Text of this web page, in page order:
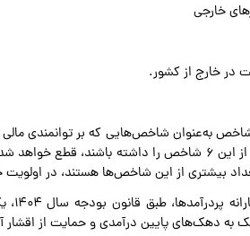
۶ شاخص به‌عنوان شاخص‌هایی که بر توانمندی مالی
که یکی از این ۶ شاخص را داشته باشند،
بیشتری از این شاخص‌ها هستند، در اولویت
به دهک‌های پایین درآمدی و حمایت از